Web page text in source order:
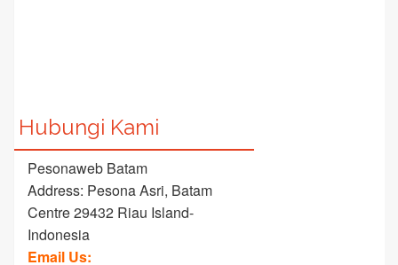
Hubungi Kami
Pesonaweb Batam
Address: Pesona Asri, Batam
Centre 29432 Riau Island-
Indonesia
Email Us: